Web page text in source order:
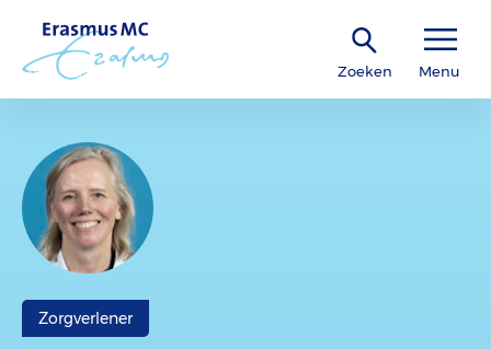
Zoeken Menu
Zorgverlener